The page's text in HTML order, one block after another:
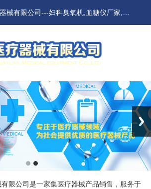
Next
公司是一家集医疗器械产品销售，服务于